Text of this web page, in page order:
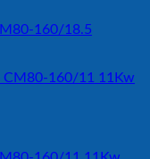
160/18.5